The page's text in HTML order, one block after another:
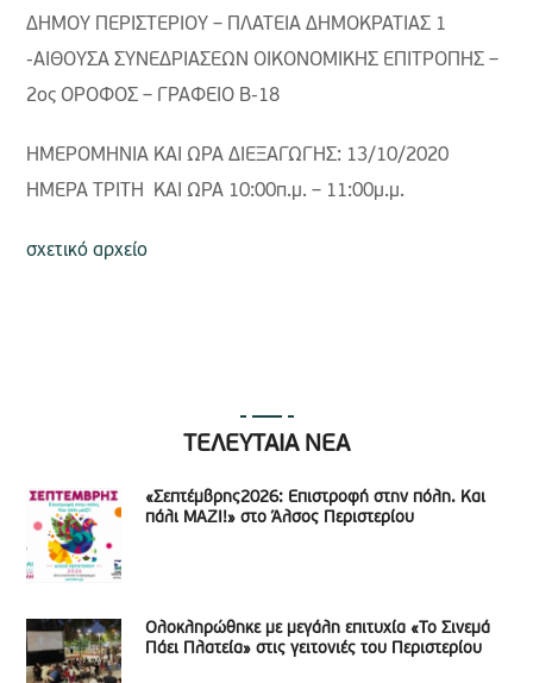
ΔΗΜΟΥ ΠΕΡΙΣΤΕΡΙΟΥ – ΠΛΑΤΕΙΑ ΔΗΜΟΚΡΑΤΙΑΣ 1
-ΑΙΘΟΥΣΑ ΣΥΝΕΔΡΙΑΣΕΩΝ ΟΙΚΟΝΟΜΙΚΗΣ ΕΠΙΤΡΟΠΗΣ –
2ος ΟΡΟΦΟΣ – ΓΡΑΦΕΙΟ Β-18
ΗΜΕΡΟΜΗΝΙΑ ΚΑΙ ΩΡΑ ΔΙΕΞΑΓΩΓΗΣ: 13/10/2020
ΗΜΕΡΑ ΤΡΙΤΗ ΚΑΙ ΩΡΑ 10:00π.μ. – 11:00μ.μ.
σχετικό αρχείο
ΤΕΛΕΥΤΑΙΑ ΝΕΑ
«Σεπτέμβρης2026: Επιστροφή στην πόλη. Και
πάλι ΜΑΖΙ!» στο Άλσος Περιστερίου
Ολοκληρώθηκε με μεγάλη επιτυχία «Το Σινεμά
Πάει Πλατεία» στις γειτονιές του Περιστερίου